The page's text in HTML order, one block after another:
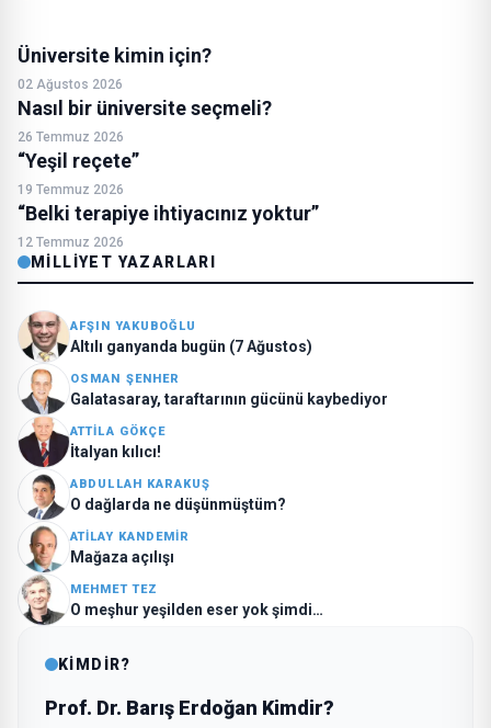
Üniversite kimin için?
02 Ağustos 2026
Nasıl bir üniversite seçmeli?
26 Temmuz 2026
“Yeşil reçete”
19 Temmuz 2026
“Belki terapiye ihtiyacınız yoktur”
12 Temmuz 2026
MILLIYET YAZARLARI
AFŞIN YAKUBOĞLU
Altılı ganyanda bugün (7 Ağustos)
OSMAN ŞENHER
Galatasaray, taraftarının gücünü kaybediyor
ATTILA GÖKÇE
İtalyan kılıcı!
ABDULLAH KARAKUŞ
O dağlarda ne düşünmüştüm?
ATILAY KANDEMIR
Mağaza açılışı
MEHMET TEZ
O meşhur yeşilden eser yok şimdi…
KİMDİR?
Prof. Dr. Barış Erdoğan Kimdir?